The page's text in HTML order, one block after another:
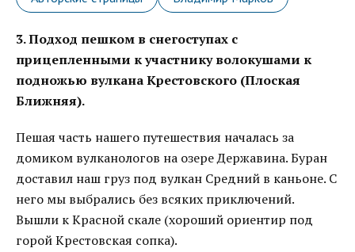
3. Подход пешком в снегоступах с
прицепленными к участнику волокушами к
подножью вулкана Крестовского (Плоская
Ближняя).
Пешая часть нашего путешествия началась за
домиком вулканологов на озере Державина. Буран
доставил наш груз под вулкан Средний в каньоне. С
него мы выбрались без всяких приключений.
Вышли к Красной скале (хороший ориентир под
горой Крестовская сопка).